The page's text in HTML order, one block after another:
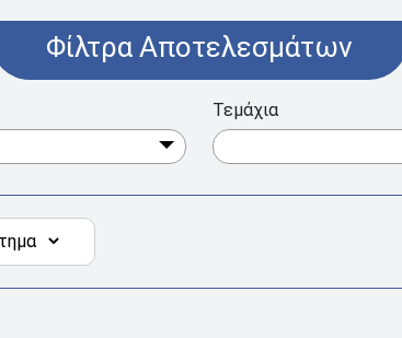
Φίλτρα Αποτελεσμάτων
Τεμάχια